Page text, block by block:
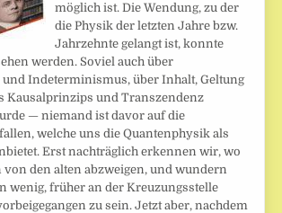
möglich ist. Die Wendung, zu der
die Physik der letzten Jahre bzw.
Jahrzehnte gelangt ist, konnte
werden. Soviel auch über
Indeterminismus, über Inhalt, Geltung
Kausalprinzips und Transzendenz
— niemand ist davor auf die
welche uns die Quantenphysik als
Erst nachträglich erkennen wir, wo
von den alten abzweigen, und wundern
wenig, früher an der Kreuzungsstelle
zu sein. Jetzt aber, nachdem